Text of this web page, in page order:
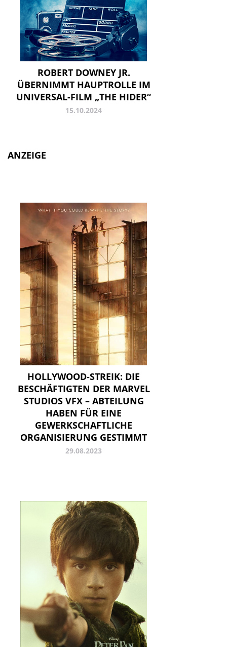
ROBERT DOWNEY JR.
ÜBERNIMMT HAUPTROLLE IM
UNIVERSAL-FILM „THE HIDER“
15.10.2024
ANZEIGE
HOLLYWOOD-STREIK: DIE
BESCHÄFTIGTEN DER MARVEL
STUDIOS VFX – ABTEILUNG
HABEN FÜR EINE
GEWERKSCHAFTLICHE
ORGANISIERUNG GESTIMMT
29.08.2023